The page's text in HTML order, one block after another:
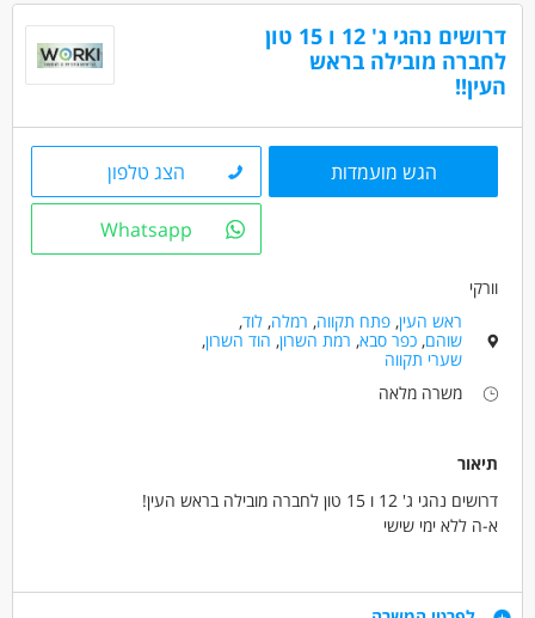
דרושים נהגי ג' 12 ו 15 טון
לחברה מובילה בראש
העין!!
הגש מועמדות הצג טלפון
Whatsapp
וורקי
ראש העין,פתח תקווה, רמלה,לוד,
שוהם,כפר סבא, רמת השרון, הוד השרון,
שערי תקווה
משרה מלאה
תיאור
דרושים נהגי ג' 12 ו 15 טון לחברה מובילה בראש העין!
א-ה ללא ימי שישי
שכר לנהגי 12 טון -10000 ש"ח +משאית צמודה +פרמיות של 1000
דרישות